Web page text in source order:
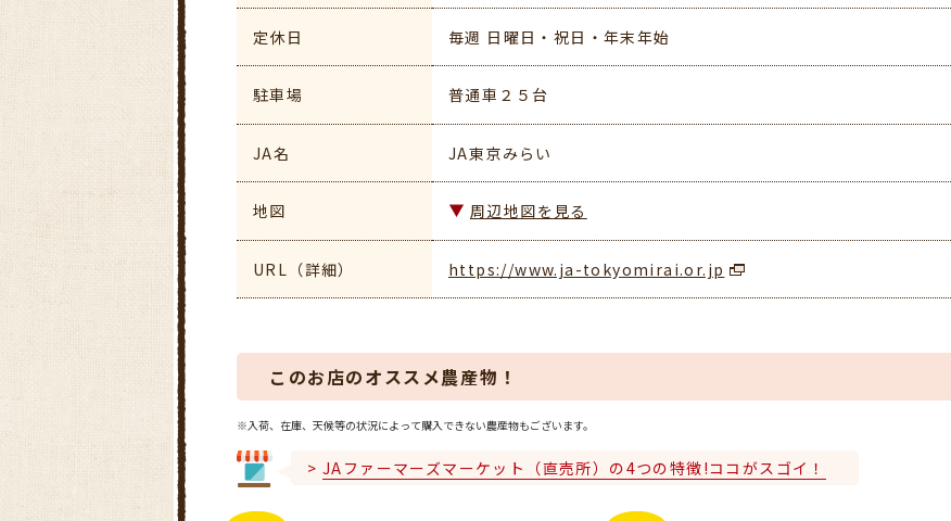
定休日 毎週 日曜日・祝日・年末年始
駐車場 普通車２５台
JA名 JA東京みらい
地図 周辺地図を見る
URL（詳細） https://www.ja-tokyomirai.or.jp
このお店のオススメ農産物！
※入荷、在庫、天候等の状況によって購入できない農産物もございます。
JAファーマーズマーケット（直売所）の4つの特徴!ココがスゴイ！